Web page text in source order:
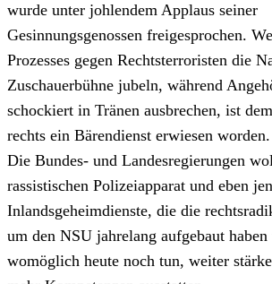
wurde unter johlendem Applaus seiner
Gesinnungsgenossen freigesprochen.
Prozesses gegen Rechtsterroristen die
Zuschauerbühne jubeln, während
schockiert in Tränen ausbrechen, ist
rechts ein Bärendienst erwiesen
Die Bundes- und Landesregierungen
rassistischen Polizeiapparat und eben
Inlandsgeheimdienste, die die
um den NSU jahrelang aufgebaut haben
womöglich heute noch tun, weiter